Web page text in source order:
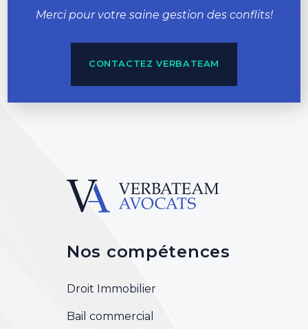
Merci pour votre saine gestion des conflits!
CONTACTEZ VERBATEAM
Nos compétences
Droit Immobilier
Bail commercial